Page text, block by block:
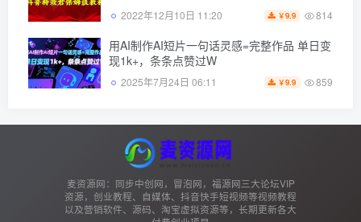
2022年12月10日 11:20 ￥9.9 814
用AI制作AI短片一句话灵感=完整作品 单日变
现1k+，条条点赞过W
2025年7月24日 06:11 ￥9.9 859
麦资源网：同步中创网，冒泡网，福源网三大论坛VIP
资源，创业教程、自媒体、抖音快手短视频等视频教程
以及营销软件、源码、淘宝虚拟资源等，长期更新各大